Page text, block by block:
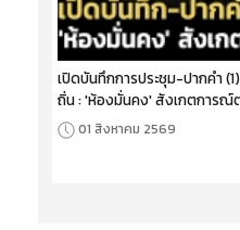
เปิดบันทึกการประชุม-ปากคำ
ถิ่น : 'ห้องมั่นคง' สังเกตการณ์
01 สิงหาคม 2569